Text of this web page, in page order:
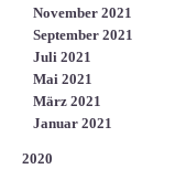
November 2021
September 2021
Juli 2021
Mai 2021
März 2021
Januar 2021
2020